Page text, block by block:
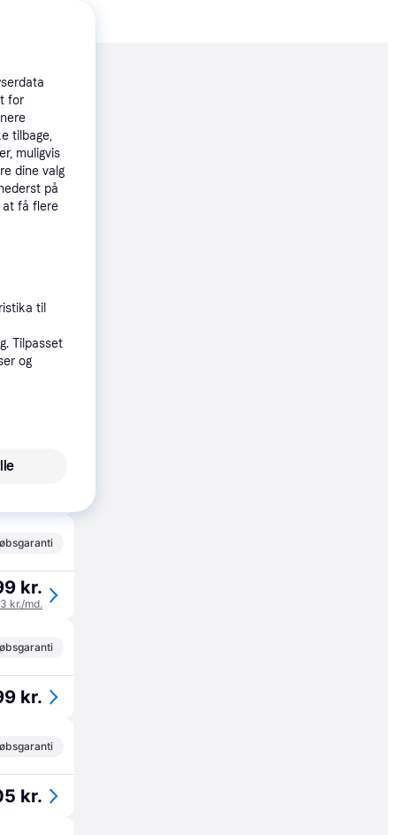
kr.
kr.
kr./md.
kr.
kr.
for
tilbage,
muligvis
dine valg
på
at få flere
til
Tilpasset
og